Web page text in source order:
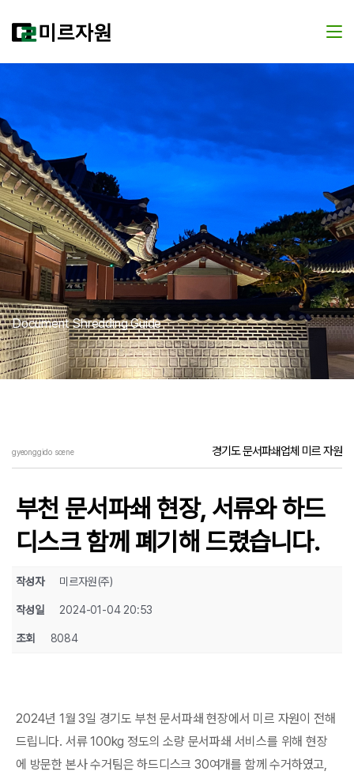
Document Shredding Guide
gyeonggido scene 경기도 문서파쇄업체 미르 자원
부천 문서파쇄 현장, 서류와 하드
디스크 함께 폐기해 드렸습니다.
작성자 미르자원(주)
작성일 2024-01-04 20:53
조회 8084
2024년 1월 3일 경기도 부천 문서파쇄 현장에서 미르 자원이 전해
드립니다. 서류 100kg 정도의 소량 문서파쇄 서비스를 위해 현장
에 방문한 본사 수거팀은 하드디스크 30여개를 함께 수거하였고,